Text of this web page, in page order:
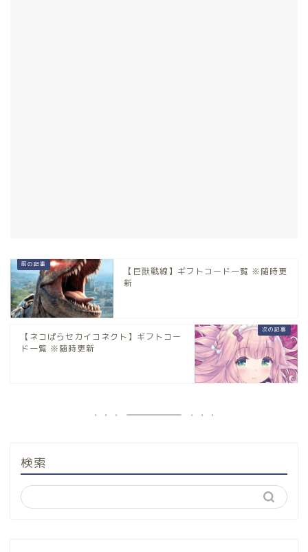
【巨獸戰線】ギフトコード一覧 ※随時更
新
【ネコぱらセカイコネクト】ギフトコー
ド一覧 ※随時更新
検索